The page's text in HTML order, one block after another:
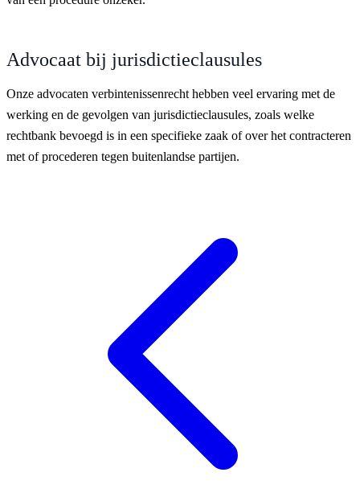
Advocaat bij jurisdictieclausules
Onze advocaten verbintenissenrecht hebben veel ervaring met de
werking en de gevolgen van jurisdictieclausules, zoals welke
rechtbank bevoegd is in een specifieke zaak of over het contracteren
met of procederen tegen buitenlandse partijen.